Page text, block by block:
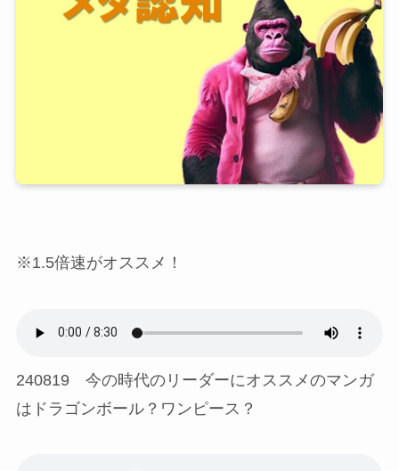
※1.5倍速がオススメ！
240819 今の時代のリーダーにオススメのマンガ
はドラゴンボール？ワンピース？